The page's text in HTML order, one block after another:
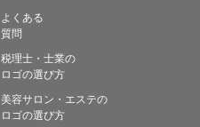
よくある
質問
税理士・士業の
ロゴの選び方
美容サロン・エステの
ロゴの選び方